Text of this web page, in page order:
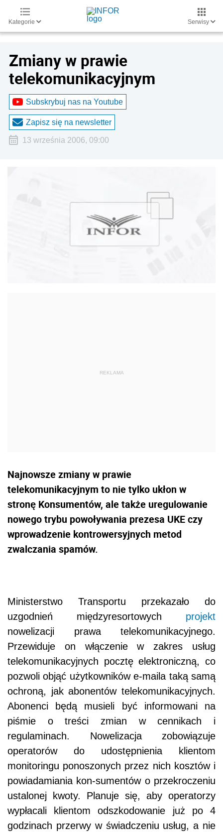
Kategorie Serwisy
Zmiany w prawie
telekomunikacyjnym
Subskrybuj nas na Youtube
Zapisz się na newsletter
13 września 2006, 09:00
Najnowsze zmiany w prawie
telekomunikacyjnym to nie tylko ukłon w
stronę Konsumentów, ale także uregulowanie
nowego trybu powoływania prezesa UKE czy
wprowadzenie kontrowersyjnych metod
zwalczania spamów.
Ministerstwo Transportu przekazało do
uzgodnień międzyresortowych projekt
nowelizacji prawa telekomunikacyjnego.
Przewiduje on włączenie w zakres usług
telekomunikacyjnych pocztę elektroniczną, co
pozwoli objąć użytkowników e-maila taką samą
ochroną, jak abonentów telekomunikacyjnych.
Abonenci będą musieli być informowani na
piśmie o treści zmian w cennikach i
regulaminach. Nowelizacja zobowiązuje
operatorów do udostępnienia klientom
monitoringu ponoszonych przez nich kosztów i
powiadamiania kon-sumentów o przekroczeniu
ustalonej kwoty. Planuje się, aby operatorzy
wypłacali klientom odszkodowanie już po 4
godzinach przerwy w świadczeniu usług, a nie